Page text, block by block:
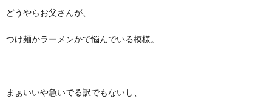
どうやらお父さんが、
つけ麺かラーメンかで悩んでいる模様。
まぁいいや急いでる訳でもないし、